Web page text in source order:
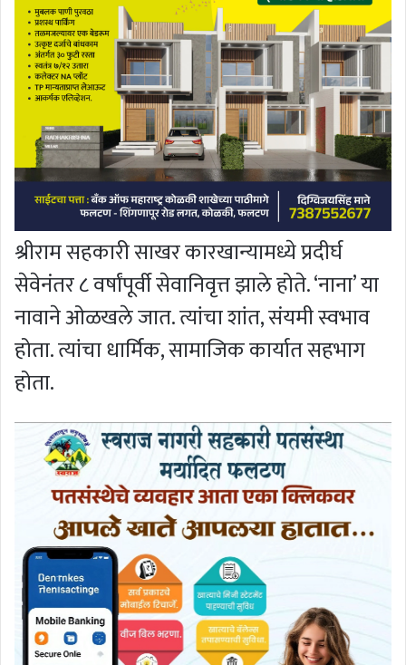
श्रीराम सहकारी साखर कारखान्यामध्ये प्रदीर्घ
सेवेनंतर ८ वर्षांपूर्वी सेवानिवृत्त झाले होते. ‘नाना’ या
नावाने ओळखले जात. त्यांचा शांत, संयमी स्वभाव
होता. त्यांचा धार्मिक, सामाजिक कार्यात सहभाग
होता.